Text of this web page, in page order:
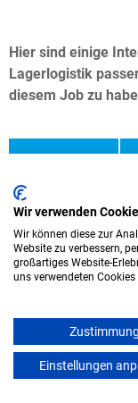
Hier sind einige
Lagerlogistik
diesem Job zu
Logistik
Wir verwenden
Wir können diese zur
Website zu verbessern,
großartiges Website-
uns verwendeten
Zustimmung
Einstellungen